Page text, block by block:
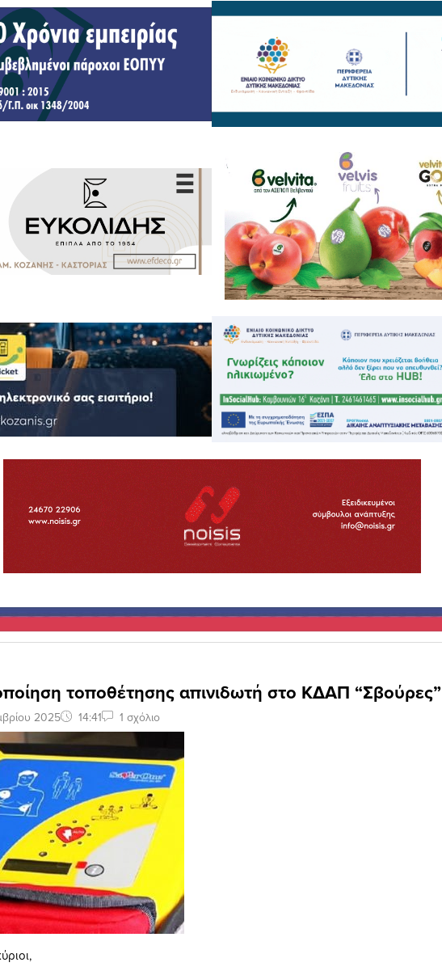
τοποθέτησης απινιδωτή στο ΚΔΑΠ “Σβούρες”
2025 14:41 1 σχόλιο